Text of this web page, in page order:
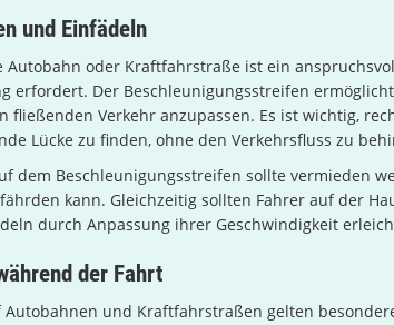
und Einfädeln
Autobahn oder Kraftfahrstraße ist ein
erfordert. Der Beschleunigungsstreifen
fließenden Verkehr anzupassen. Es ist wichtig,
Lücke zu finden, ohne den Verkehrsfluss zu
dem Beschleunigungsstreifen sollte vermieden
kann. Gleichzeitig sollten Fahrer auf der
durch Anpassung ihrer Geschwindigkeit
der Fahrt
und Kraftfahrstraßen gelten